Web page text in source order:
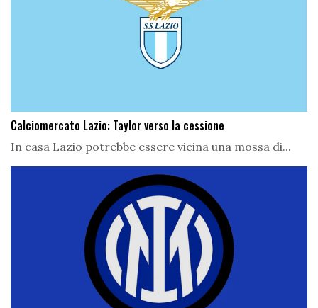
Calciomercato Lazio: Taylor verso la cessione
In casa Lazio potrebbe essere vicina una mossa di...